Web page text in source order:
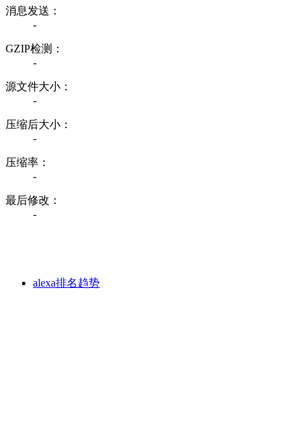
消息发送：
-
GZIP检测：
-
源文件大小：
-
压缩后大小：
-
压缩率：
-
最后修改：
-
alexa排名趋势